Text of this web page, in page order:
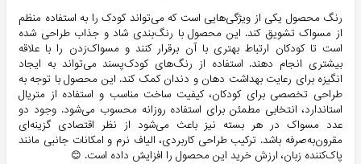
رنگ محصول یکی از ویژگی‌هایی است که می‌تواند کودک را به استفاده منظم
از مسواک تشویق کند. این محصول با رنگ‌بندی شاد و جذاب طراحی شده
است تا کودکان ارتباط بهتری با آن برقرار کنند و مسواک‌زدن را با علاقه
بیشتری انجام دهند. استفاده از رنگ‌های کودک‌پسند می‌تواند به ایجاد
انگیزه برای رعایت بهداشت دهان و دندان کمک کند. این محصول با توجه به
طراحی تخصصی برای کودکان، کیفیت ساخت مناسب و استفاده از متریال
استاندارد، انتخابی مطمئن برای استفاده روزانه محسوب می‌شود. وجود دو
عدد مسواک در هر بسته نیز باعث می‌شود از نظر اقتصادی گزینه‌ای
مقرون‌به‌صرفه باشد. ترکیب طراحی کاربردی، الیاف نرم و امکانات جانبی مانند
پاک‌کننده زبان، ارزش خرید این محصول را افزایش داده است. 😊